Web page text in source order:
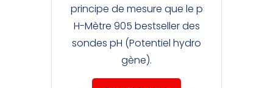
principe de mesure que le p
H-Mètre 905 bestseller des
sondes pH (Potentiel hydro
gène).